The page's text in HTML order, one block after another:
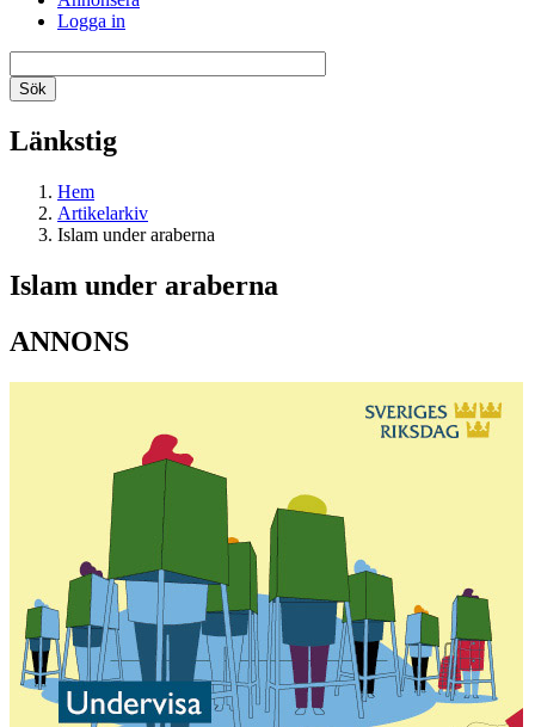
Logga in
Länkstig
Hem
Artikelarkiv
Islam under araberna
Islam under araberna
ANNONS